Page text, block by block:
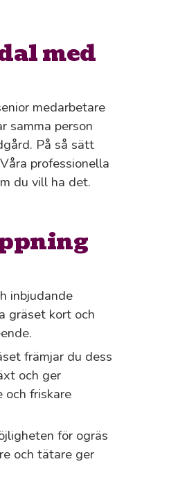
med
medarbetare
samma person
På så sätt
professionella
du vill ha det.
inbjudande
gräset kort och
främjar du dess
och ger
friskare
för ogräs
och tätare ger